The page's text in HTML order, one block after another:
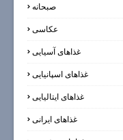
صبحانه
عکاسی
غذاهای آسیایی
غذاهای اسپانیایی
غذاهای ایتالیایی
غذاهای ایرانی